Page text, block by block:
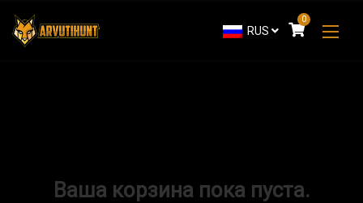
RUS
0
Ваша корзина пока пуста.